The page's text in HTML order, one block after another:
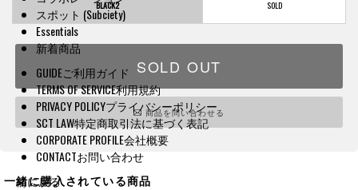
スポット (Subciety)
Essentials
新着商品
GUIDEご利用ガイド
TERMS OF SERVICE利用規約
PRIVACY POLICYプライバシーポリシー
SCT LAW特定商取引法に基づく表記
CORPORATE PROFILE会社概要
CONTACTお問い合わせ
前に戻る
BLACK2
SOLD OUT
商品を問い合わせる
一緒に購入されている商品